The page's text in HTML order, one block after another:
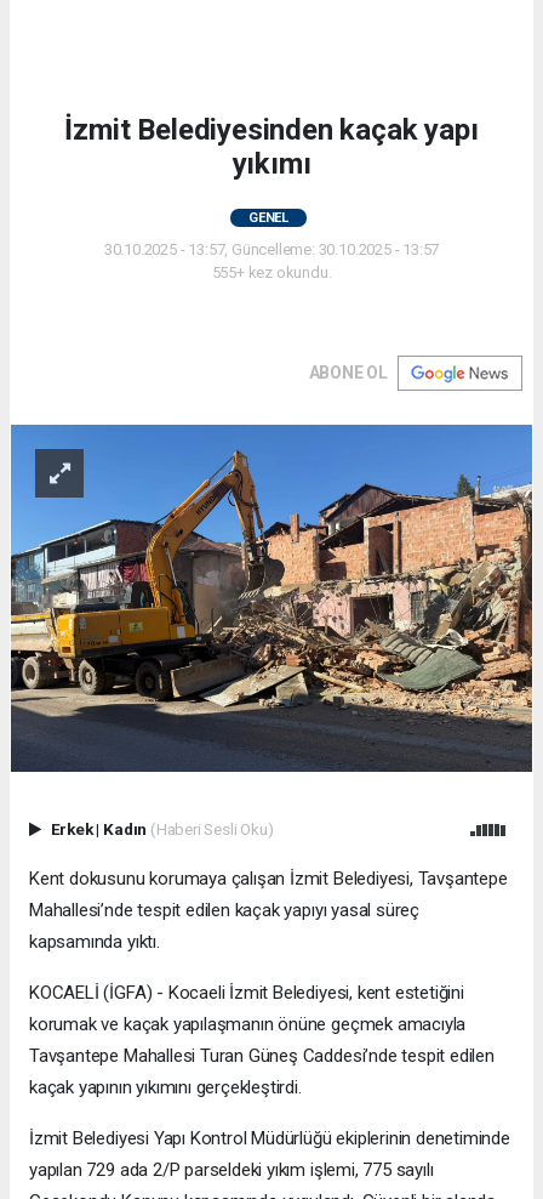
İzmit Belediyesinden kaçak yapı
yıkımı
GENEL
30.10.2025 - 13:57, Güncelleme: 30.10.2025 - 13:57
555+ kez okundu.
ABONE OL
Erkek| Kadın (Haberi Sesli Oku)
Kent dokusunu korumaya çalışan İzmit Belediyesi, Tavşantepe
Mahallesi’nde tespit edilen kaçak yapıyı yasal süreç
kapsamında yıktı.
KOCAELİ (İGFA) - Kocaeli İzmit Belediyesi, kent estetiğini
korumak ve kaçak yapılaşmanın önüne geçmek amacıyla
Tavşantepe Mahallesi Turan Güneş Caddesi’nde tespit edilen
kaçak yapının yıkımını gerçekleştirdi.
İzmit Belediyesi Yapı Kontrol Müdürlüğü ekiplerinin denetiminde
yapılan 729 ada 2/P parseldeki yıkım işlemi, 775 sayılı